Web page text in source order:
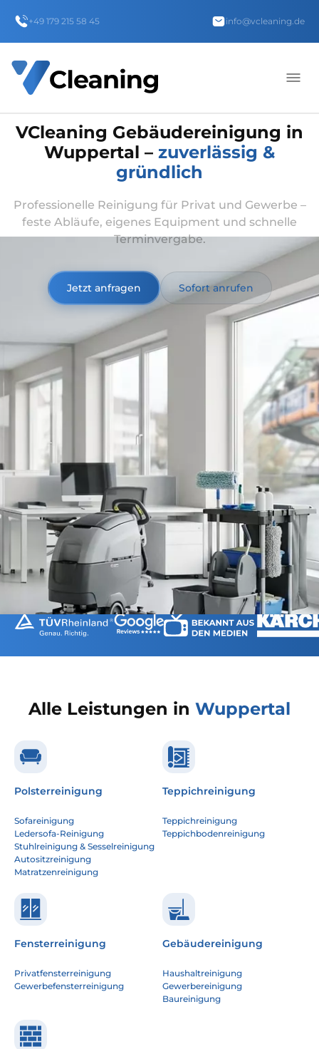
+49 179 215 58 45 info@vcleaning.de
VCleaning Gebäudereinigung in
Wuppertal – zuverlässig &
gründlich
Professionelle Reinigung für Privat und Gewerbe –
feste Abläufe, eigenes Equipment und schnelle
Terminvergabe.
Jetzt anfragen Sofort anrufen
Alle Leistungen in Wuppertal
Polsterreinigung
Sofareinigung
Ledersofa-Reinigung
Stuhlreinigung & Sesselreinigung
Autositzreinigung
Matratzenreinigung
Teppichreinigung
Teppichreinigung
Teppichbodenreinigung
Fensterreinigung
Privatfensterreinigung
Gewerbefensterreinigung
Gebäudereinigung
Haushaltreinigung
Gewerbereinigung
Baureinigung